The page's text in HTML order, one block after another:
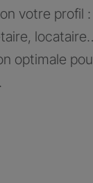
votre profil :
optimale